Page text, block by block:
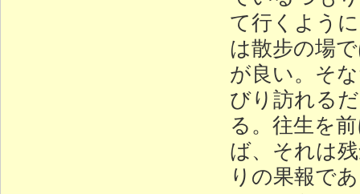
て行くよう
は散步の場
が良い。そ
びり訪れる
る。往生を
ば、それは
りの果報で